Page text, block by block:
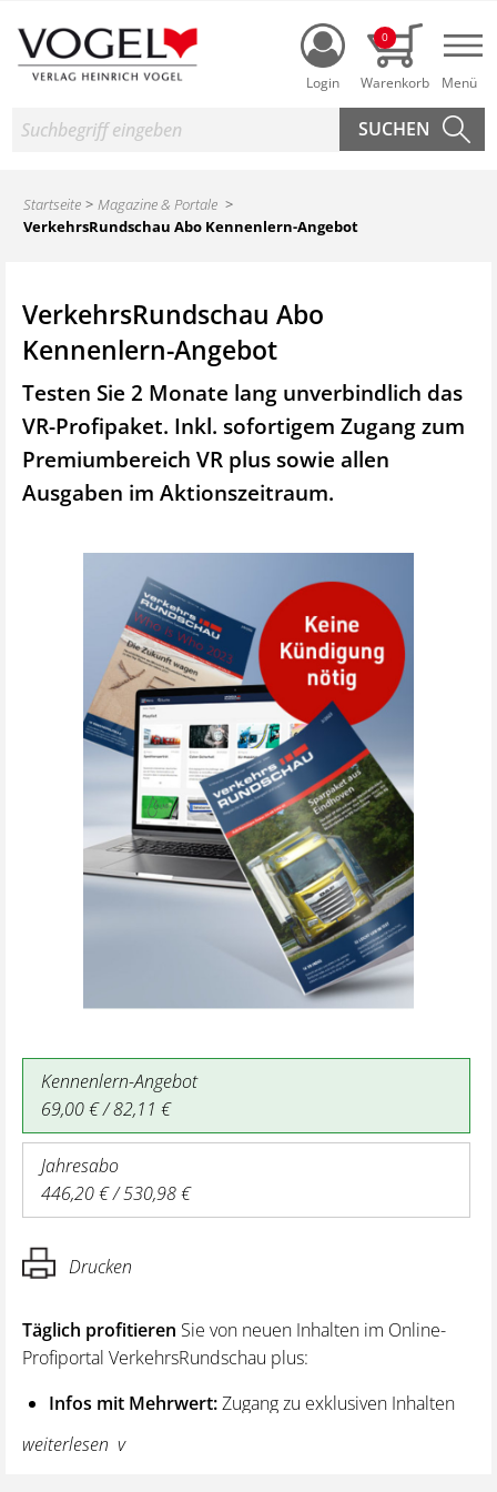
Login
0
Suche
Startseite
Magazine & Portale
VerkehrsRundschau Abo Kennenlern-Angebot
VerkehrsRundschau Abo
Kennenlern-Angebot
Testen Sie 2 Monate lang unverbindlich das
VR-Profipaket. Inkl. sofortigem Zugang zum
Premiumbereich VR plus sowie allen
Ausgaben im Aktionszeitraum.
Kennenlern-Angebot
69,00 € / 82,11 €
Jahresabo
446,20 € / 530,98 €
Drucken
Täglich profitieren Sie von neuen Inhalten im Online-
Profiportal VerkehrsRundschau plus:
Infos mit Mehrwert:Zugang zu exklusiven Inhalten
und Hintergrundwissen – von aktuellen Regelungen
wie z. B. bei den Lenk- und Ruhezeiten,
weiterlesen